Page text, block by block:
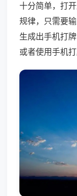
十分简单，打
规律，只需要
生成出手机打
或者使用手机